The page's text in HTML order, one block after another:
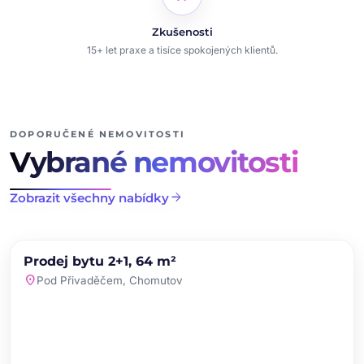
Zkušenosti
15+ let praxe a tisíce spokojených klientů.
DOPORUČENÉ NEMOVITOSTI
Vybrané nemovitosti
Zobrazit všechny nabídkyarrow_forward
PRODEJ NOVINKA
Prodej bytu 2+1, 64 m²
location_onPod Přivaděčem, Chomutov